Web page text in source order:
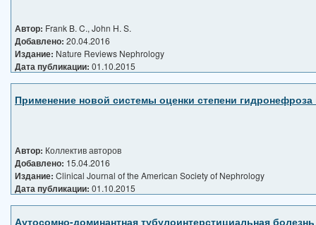
Автор: Frank B. C., John H. S.
Добавлено: 20.04.2016
Издание: Nature Reviews Nephrology
Дата публикации: 01.10.2015
Применение новой системы оценки степени
Автор: Коллектив авторов
Добавлено: 15.04.2016
Издание: Clinical Journal of the American Society of Nephrology
Дата публикации: 01.10.2015
Аутосомно-доминантная тубулоинтерстициальная